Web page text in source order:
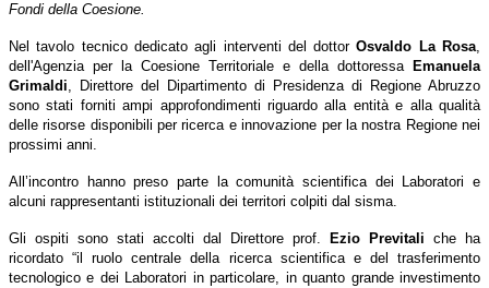
Fondi della Coesione.
Nel tavolo tecnico dedicato agli interventi del dottorOsvaldo La Rosa,
dell'Agenzia per la Coesione Territoriale e della dottoressa Emanuela
Grimaldi, Direttore del Dipartimento di Presidenza di Regione Abruzzo
sono stati forniti ampi approfondimenti riguardo alla entità e alla qualità
delle risorse disponibili per ricerca e innovazione per la nostra Regione nei
prossimi anni.
All’incontro hanno preso parte la comunità scientifica dei Laboratori e
alcuni rappresentanti istituzionali dei territori colpiti dal sisma.
Gli ospiti sono stati accolti dal Direttore prof. Ezio Previtali che ha
ricordato “il ruolo centrale della ricerca scientifica e del trasferimento
tecnologico e dei Laboratori in particolare, in quanto grande investimento